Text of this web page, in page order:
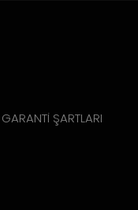
GARANTİ ŞARTLARI